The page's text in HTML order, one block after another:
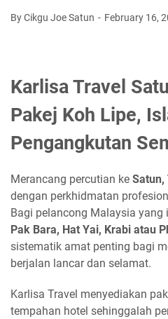
By Cikgu Joe Satun February 16,
Karlisa Travel
Pakej Koh Lipe,
Pengangkutan
Merancang percutian ke Satun,
dengan perkhidmatan
Bagi pelancong Malaysia yang
Pak Bara, Hat Yai, Krabi atau
sistematik amat penting bagi
berjalan lancar dan selamat.
Karlisa Travel menyediakan
tempahan hotel sehinggalah